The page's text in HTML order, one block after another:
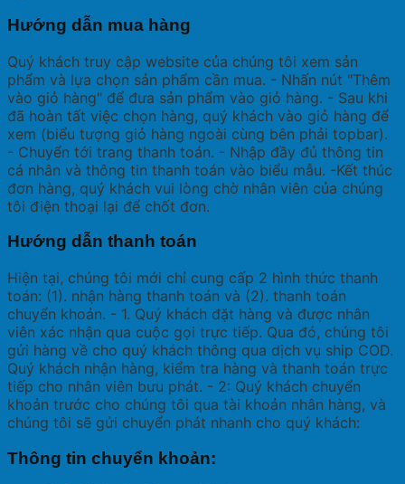
Hướng dẫn mua hàng
Quý khách truy cập website của chúng tôi xem sản
phẩm và lựa chọn sản phẩm cần mua. - Nhấn nút "Thêm
vào giỏ hàng" để đưa sản phẩm vào giỏ hàng. - Sau khi
đã hoàn tất việc chọn hàng, quý khách vào giỏ hàng để
xem (biểu tượng giỏ hàng ngoài cùng bên phải topbar).
- Chuyển tới trang thanh toán. - Nhập đầy đủ thông tin
cá nhân và thông tin thanh toán vào biểu mẫu. -Kết thúc
đơn hàng, quý khách vui lòng chờ nhân viên của chúng
tôi điện thoại lại để chốt đơn.
Hướng dẫn thanh toán
Hiện tại, chúng tôi mới chỉ cung cấp 2 hình thức thanh
toán: (1). nhận hàng thanh toán và (2). thanh toán
chuyển khoản. - 1. Quý khách đặt hàng và được nhân
viên xác nhận qua cuộc gọi trực tiếp. Qua đó, chúng tôi
gửi hàng về cho quý khách thông qua dịch vụ ship COD.
Quý khách nhận hàng, kiểm tra hàng và thanh toán trực
tiếp cho nhân viên bưu phát. - 2: Quý khách chuyển
khoản trước cho chúng tôi qua tài khoản nhân hàng, và
chúng tôi sẽ gửi chuyển phát nhanh cho quý khách:
Thông tin chuyển khoản: